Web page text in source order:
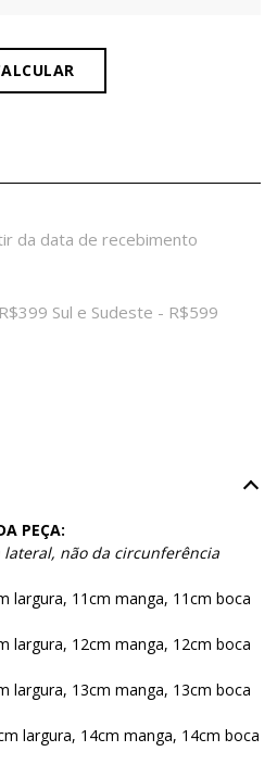
da data de recebimento
Sul e Sudeste - R$599
PEÇA:
não da circunferência
largura, 11cm manga, 11cm boca
largura, 12cm manga, 12cm boca
largura, 13cm manga, 13cm boca
largura, 14cm manga, 14cm boca